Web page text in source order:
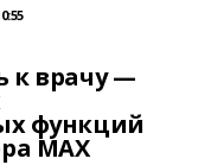
к врачу —
функций
MАХ